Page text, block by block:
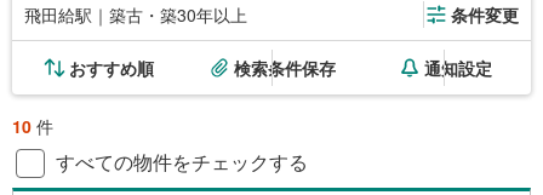
飛田給駅｜築古・築30年以上 条件変更
おすすめ順 検索条件保存 通知設定
10 件
すべての物件をチェックする